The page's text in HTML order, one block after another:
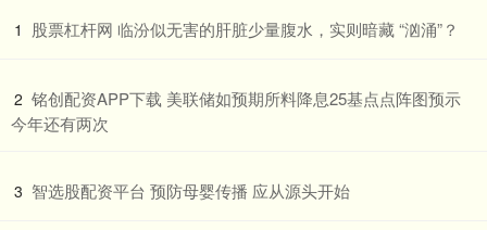
1 ​股票杠杆网 临汾似无害的肝脏少量腹水，实则暗藏 “汹涌”？
2 ​铭创配资APP下载 美联储如预期所料降息25基点点阵图预示
今年还有两次
3 ​智选股配资平台 预防母婴传播 应从源头开始